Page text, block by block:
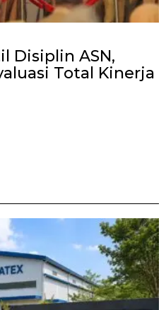
Disiplin ASN,
Total Kinerja